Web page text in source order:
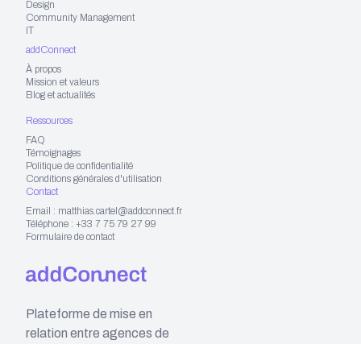
Design
Community Management
IT
addConnect
À propos
Mission et valeurs
Blog et actualités
Ressources
FAQ
Témoignages
Politique de confidentialité
Conditions générales d'utilisation
Contact
Email : matthias.cartel@addconnect.fr
Téléphone : +33 7 75 79 27 99
Formulaire de contact
Plateforme de mise en
relation entre agences de